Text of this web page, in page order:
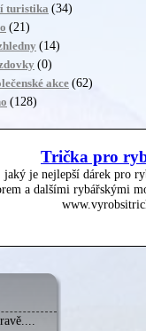
turistika (34)
(21)
(14)
(0)
akce (62)
(128)
Trička pro
je nejlepší dárek pro
a dalšími rybářskými